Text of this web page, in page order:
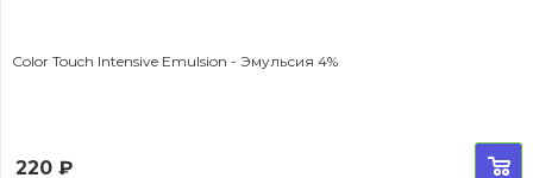
Color Touch Intensive Emulsion - Эмульсия 4%
220 ₽